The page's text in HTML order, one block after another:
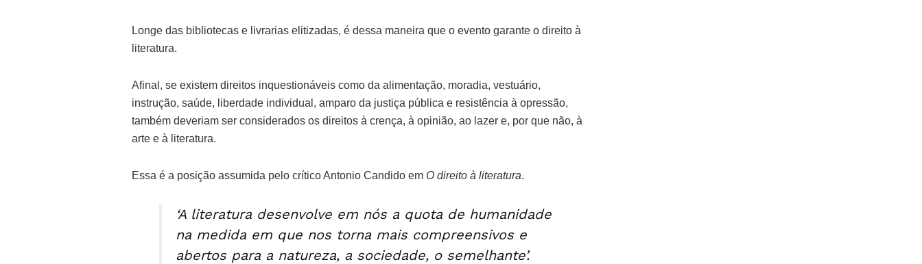
Longe das bibliotecas e livrarias elitizadas, é dessa maneira que o evento garante o direito à
literatura.
Afinal, se existem direitos inquestionáveis como da alimentação, moradia, vestuário,
instrução, saúde, liberdade individual, amparo da justiça pública e resistência à opressão,
também deveriam ser considerados os direitos à crença, à opinião, ao lazer e, por que não, à
arte e à literatura.
Essa é a posição assumida pelo crítico Antonio Candido em O direito à literatura.
‘A literatura desenvolve em nós a quota de humanidade
na medida em que nos torna mais compreensivos e
abertos para a natureza, a sociedade, o semelhante’.